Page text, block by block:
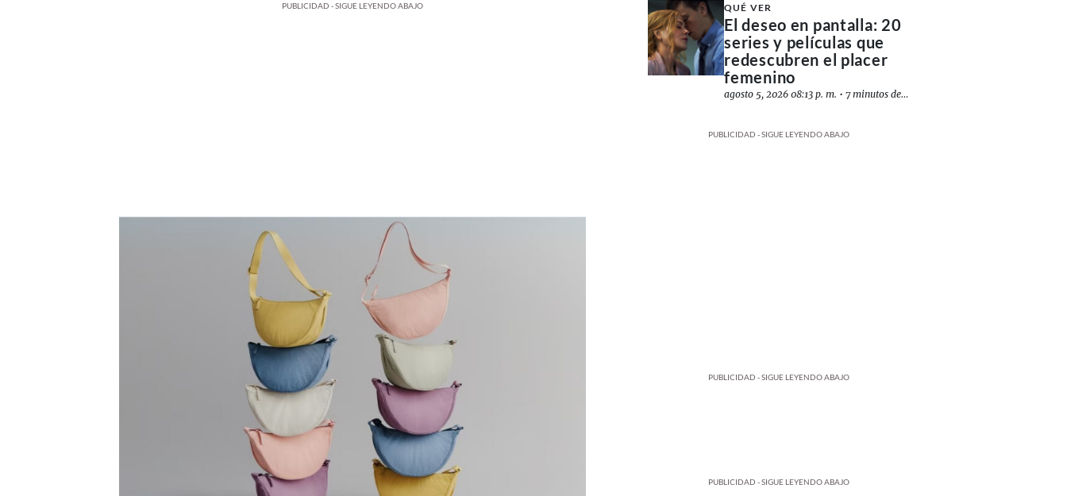
PUBLICIDAD - SIGUE LEYENDO ABAJO
QUÉ VER
El deseo en pantalla: 20
series y películas que
redescubren el placer
femenino
agosto 5, 2026 08:13 p. m. •7 minutos de lectura
PUBLICIDAD - SIGUE LEYENDO ABAJO
PUBLICIDAD - SIGUE LEYENDO ABAJO
PUBLICIDAD - SIGUE LEYENDO ABAJO